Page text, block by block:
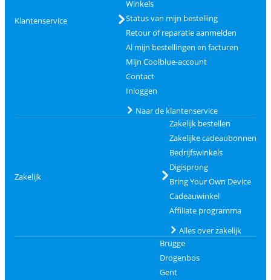
Klantenservice
Winkels
Status van mijn bestelling
Retour of reparatie aanmelden
Al mijn bestellingen en facturen
Mijn Coolblue-account
Contact
Inloggen
Naar de klantenservice
Zakelijk
Zakelijk bestellen
Zakelijke cadeaubonnen
Bedrijfswinkels
Digisprong
Bring Your Own Device
Cadeauwinkel
Affiliate programma
Alles over zakelijk
Brugge
Drogenbos
Gent